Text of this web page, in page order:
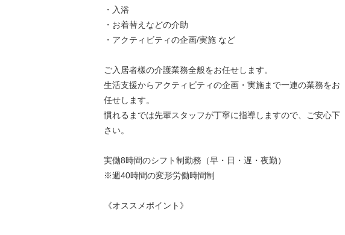
・入浴
・お着替えなどの介助
・アクティビティの企画/実施 など
ご入居者樣の介護業務全般をお任せします。
生活支援からアクティビティの企画・実施まで一連の業務をお
任せします。
慣れるまでは先輩スタッフが丁寧に指導しますので、ご安心下
さい。
実働8時間のシフト制勤務（早・日・遅・夜勤）
※週40時間の変形労働時間制
《オススメポイント》